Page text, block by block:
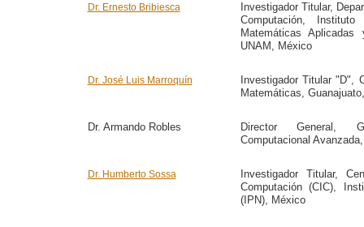
Dr. Ernesto Bribiesca
Investigador Titular,
Computación,
Matemáticas
UNAM, México
Dr. José Luis Marroquín
Investigador Titular "D",
Matemáticas,
Dr. Armando Robles
Director General,
Computacional
Dr. Humberto Sossa
Investigador Titular,
Computación (CIC),
(IPN), México